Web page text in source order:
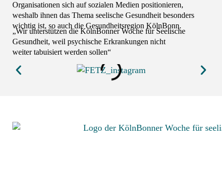
Organisationen sich auf sozialen Medien positionieren,
weshalb ihnen das Thema seelische Gesundheit besonders
wichtig ist, so auch die Gesundheitsregion KölnBonn.
„Wir unterstützen die KölnBonner Woche für Seelische
Gesundheit, weil psychische Erkrankungen nicht
weiter tabuisiert werden sollen“